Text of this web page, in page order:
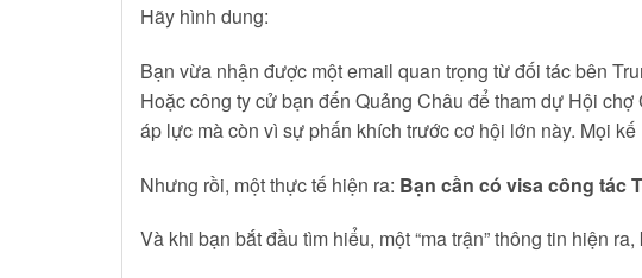
Hãy hình dung:
Bạn vừa nhận được một email quan trọng từ đối tác bên
Hoặc công ty cử bạn đến Quảng Châu để tham dự Hội
áp lực mà còn vì sự phấn khích trước cơ hội lớn này. Mọi
Nhưng rồi, một thực tế hiện ra: Bạn cần có visa công tác
Và khi bạn bắt đầu tìm hiểu, một “ma trận” thông tin hiện